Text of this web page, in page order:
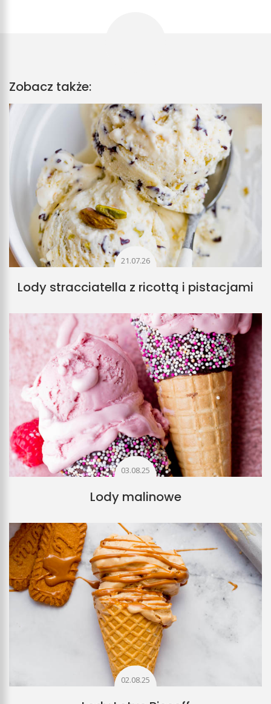
Zobacz także:
21.07.26
Lody stracciatella z ricottą i pistacjami
03.08.25
Lody malinowe
02.08.25